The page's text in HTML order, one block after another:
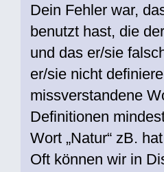
Dein Fehler war,
benutzt hast, die
und das er/sie
er/sie nicht
missverstandene
Definitionen
Wort „Natur“ zB.
Oft können wir in